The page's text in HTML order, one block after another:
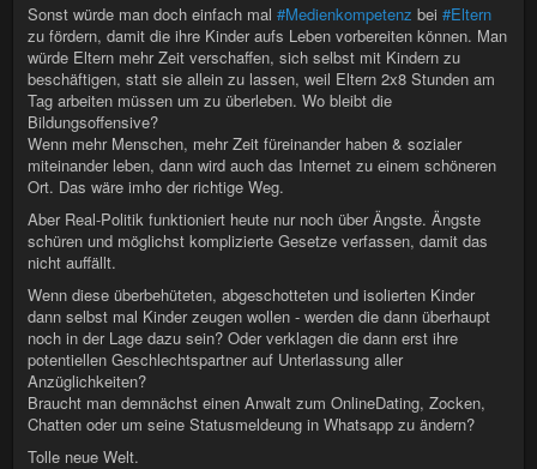
Sonst würde man doch einfach mal #Medienkompetenz bei #Eltern
zu fördern, damit die ihre Kinder aufs Leben vorbereiten können. Man
würde Eltern mehr Zeit verschaffen, sich selbst mit Kindern zu
beschäftigen, statt sie allein zu lassen, weil Eltern 2x8 Stunden am
Tag arbeiten müssen um zu überleben. Wo bleibt die
Bildungsoffensive?
Wenn mehr Menschen, mehr Zeit füreinander haben & sozialer
miteinander leben, dann wird auch das Internet zu einem schöneren
Ort. Das wäre imho der richtige Weg.
Aber Real-Politik funktioniert heute nur noch über Ängste. Ängste
schüren und möglichst komplizierte Gesetze verfassen, damit das
nicht auffällt.
Wenn diese überbehüteten, abgeschotteten und isolierten Kinder
dann selbst mal Kinder zeugen wollen - werden die dann überhaupt
noch in der Lage dazu sein? Oder verklagen die dann erst ihre
potentiellen Geschlechtspartner auf Unterlassung aller
Anzüglichkeiten?
Braucht man demnächst einen Anwalt zum OnlineDating, Zocken,
Chatten oder um seine Statusmeldeung in Whatsapp zu ändern?
Tolle neue Welt.